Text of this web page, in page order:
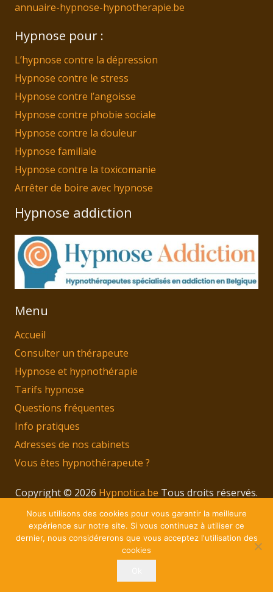
annuaire-hypnose-hypnotherapie.be
Hypnose pour :
L’hypnose contre la dépression
Hypnose contre le stress
Hypnose contre l’angoisse
Hypnose contre phobie sociale
Hypnose contre la douleur
Hypnose familiale
Hypnose contre la toxicomanie
Arrêter de boire avec hypnose
Hypnose addiction
Menu
Accueil
Consulter un thérapeute
Hypnose et hypnothérapie
Tarifs hypnose
Questions fréquentes
Info pratiques
Adresses de nos cabinets
Vous êtes hypnothérapeute ?
Copyright © 2026 Hypnotica.be Tous droits réservés.
Privium – Des services qui soutiennent vos soins.
Pour psychologues, psychotherapeutes et
hypnotherapeutes.
Nous utilisons des cookies pour vous garantir la meilleure
expérience sur notre site. Si vous continuez à utiliser ce
dernier, nous considérerons que vous acceptez l'utilisation des
cookies